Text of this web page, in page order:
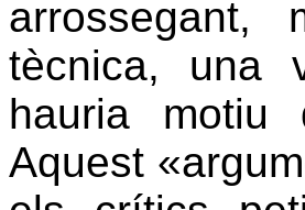
tècnica, una
hauria motiu
Aquest